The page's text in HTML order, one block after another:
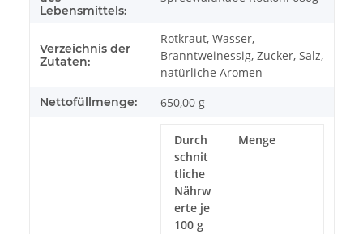
Lebensmittels:
Verzeichnis der
Zutaten:
Rotkraut, Wasser,
Branntweinessig, Zucker, Salz,
natürliche Aromen
Nettofüllmenge: 650,00 g
Durch
schnit
tliche
Nährw
erte je
100 g
Menge